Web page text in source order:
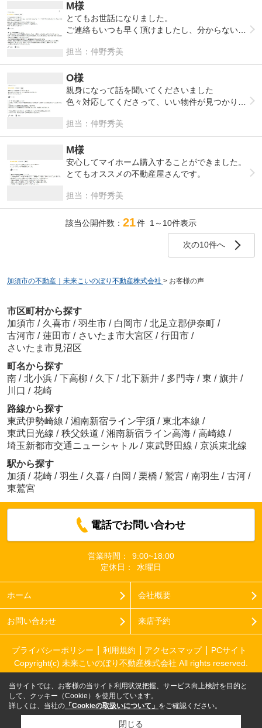
M様
とてもお世話になりました。
ご連絡もいつも早く頂けましたし、分からないこ
て最後まで手続きが出来ました。
事前に欲しい情報を頂けたのもとても助かりまし
た。
お陰様で、素敵なお家を見つけられることが出来
ました。
担当：仲野秀美
O様
親身になって話を聞いてくださいました
色々対応してくださって、いい物件が見つかりま
ありがとうございました！
担当：仲野秀美
M様
安心してマイホーム購入することができました。
とてもオススメの不動産屋さんです。
担当：仲野秀美
該当公開件数： 21件 1～10件表示
次の10件へ
加須市の不動産｜未来こいのぼり不動産株式会社 > お客様の声
市区町村から探す
加須市 / 久喜市 / 羽生市 / 白岡市 / 北足立郡伊奈町 /
古河市 / 蓮田市 / さいたま市大宮区 / 行田市 /
さいたま市見沼区
町名から探す
南 / 北小浜 / 下高柳 / 久下 / 北下新井 / 多門寺 / 東 / 旗井 /
川口 / 花崎
路線から探す
東武伊勢崎線 / 湘南新宿ライン宇須 / 東北本線 /
東武日光線 / 秩父鉄道 / 湘南新宿ライン高海 / 高崎線 /
埼玉新都市交通ニューシャトル / 東武野田線 / 京浜東北線
駅から探す
加須 / 花崎 / 羽生 / 久喜 / 白岡 / 栗橋 / 鷲宮 / 南羽生 / 古河 /
東鷲宮
電話でお問い合わせ
営業時間：
9:00~18:00
定休日：
水曜日
ホーム 会社概要
お問い合わせ 来店予約
プライバシーポリシー 利用規約 アクセスマップ
PCサイト
Copyright(c) 未来こいのぼり不動産株式会社 All rights reserved.
当サイトでは、お客様の当サイト利用状況把握、サービス向上検討を目的と
して、クッキー（Cookie）を使用しています。
詳しくは、当社の 「Cookieの取扱いについて」 をご確認ください。
閉じる